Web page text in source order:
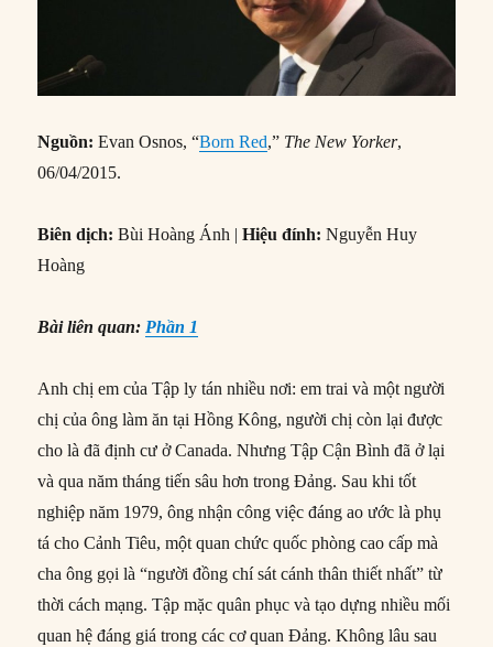
Nguồn: Evan Osnos, “Born Red,” The New Yorker,
06/04/2015.
Biên dịch: Bùi Hoàng Ánh |Hiệu đính: Nguyễn Huy
Hoàng
Bài liên quan: Phần 1
Anh chị em của Tập ly tán nhiều nơi: em trai và một người
chị của ông làm ăn tại Hồng Kông, người chị còn lại được
cho là đã định cư ở Canada. Nhưng Tập Cận Bình đã ở lại
và qua năm tháng tiến sâu hơn trong Đảng. Sau khi tốt
nghiệp năm 1979, ông nhận công việc đáng ao ước là phụ
tá cho Cảnh Tiêu, một quan chức quốc phòng cao cấp mà
cha ông gọi là “người đồng chí sát cánh thân thiết nhất” từ
thời cách mạng. Tập mặc quân phục và tạo dựng nhiều mối
quan hệ đáng giá trong các cơ quan Đảng. Không lâu sau